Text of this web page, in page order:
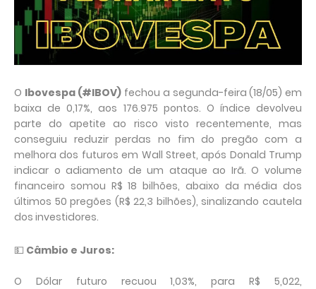
O Ibovespa (#IBOV) fechou a segunda-feira (18/05) em
baixa de 0,17%, aos 176.975 pontos. O índice devolveu
parte do apetite ao risco visto recentemente, mas
conseguiu reduzir perdas no fim do pregão com a
melhora dos futuros em Wall Street, após Donald Trump
indicar o adiamento de um ataque ao Irã. O volume
financeiro somou R$ 18 bilhões, abaixo da média dos
últimos 50 pregões (R$ 22,3 bilhões), sinalizando cautela
dos investidores.
💵 Câmbio e Juros:
O Dólar futuro recuou 1,03%, para R$ 5,022,